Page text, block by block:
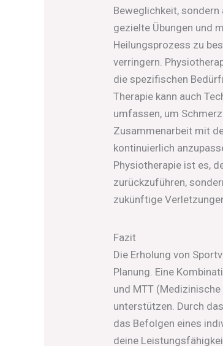
Beweglichkeit, sondern
gezielte Übungen und
Heilungsprozess zu
verringern.
die spezifischen
Therapie kann auch
umfassen, um
Zusammenarbeit mit
kontinuierlich
Physiotherapie ist es,
zurückzuführen,
zukünftige
Fazit
Die Erholung von
Planung. Eine
und MTT
unterstützen. Durch
das Befolgen eines
deine